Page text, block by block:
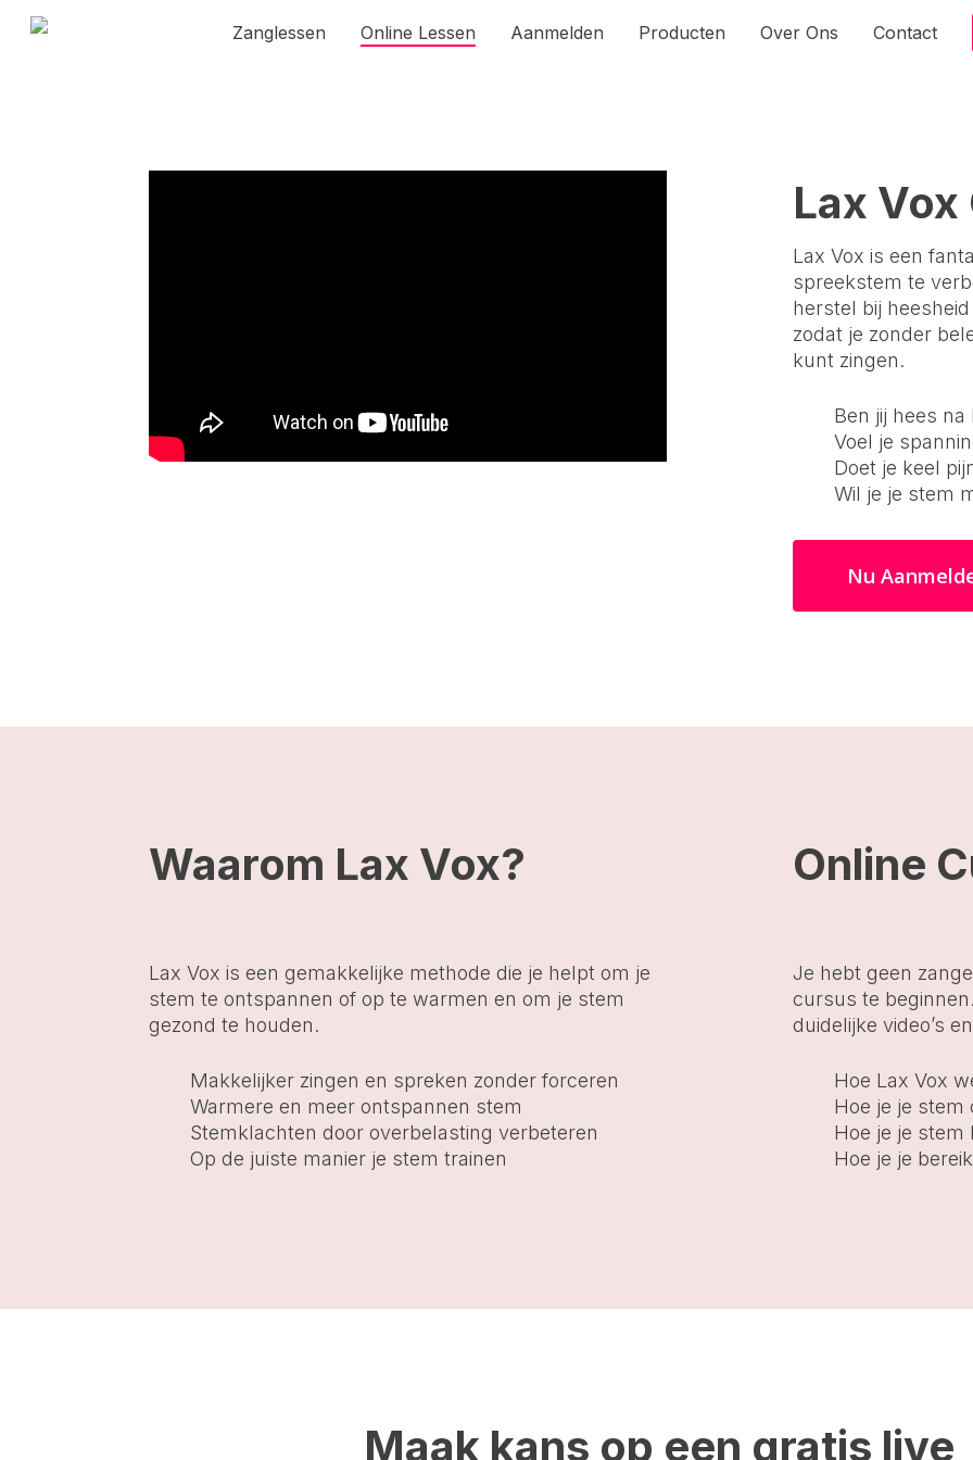
Skip
Zanglessen Online Lessen Aanmelden Producten Over Ons Contact
Lax
Lax Vox is een
spreekstem te
herstel bij
zodat je zonder
kunt zingen.
Ben jij hees na
Voel je
Doet je keel
Wil je je stem
Nu
Waarom Lax Vox?
Lax Vox is een gemakkelijke methode die je helpt om je
stem te ontspannen of op te warmen en om je stem
gezond te houden.
Makkelijker zingen en spreken zonder forceren
Warmere en meer ontspannen stem
Stemklachten door overbelasting verbeteren
Op de juiste manier je stem trainen
Online
Je hebt geen
cursus te
duidelijke video’s
Hoe Lax Vox
Hoe je je
Hoe je je stem
Hoe je je
Maak kans op een gratis live